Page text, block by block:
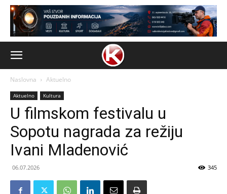
Naslovna Aktuelno
Aktuelno Kultura
U filmskom festivalu u
Sopotu nagrada za režiju
Ivani Mladenović
06.07.2026 345